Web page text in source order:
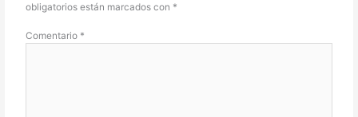
obligatorios están marcados con *
Comentario *